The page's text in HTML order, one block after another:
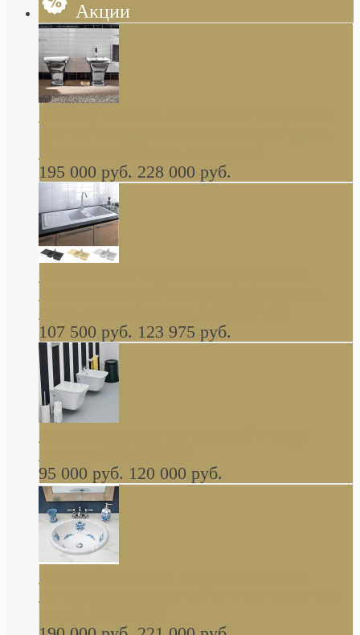
Акции
Butterfly Scarabeo КОМПЛЕКТ санфаянса
глянцевая платина В НАЛИЧИИ
195 000 руб. 228 000 руб.
керамическая мойка 1160 x 510 мм белая,
серая, черная, бежевая В НАЛИЧИИ
107 500 руб. 123 975 руб.
навесное КОМПЛЕКТ
95 000 руб. 120 000 руб.
Decorated Bathroom раковина овальная
встраиваемая для ванной с рисунком синяя
роза В НАЛИЧИИ